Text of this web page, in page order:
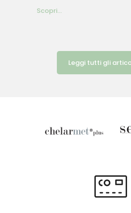
Scopri...
Leggi tutti gli